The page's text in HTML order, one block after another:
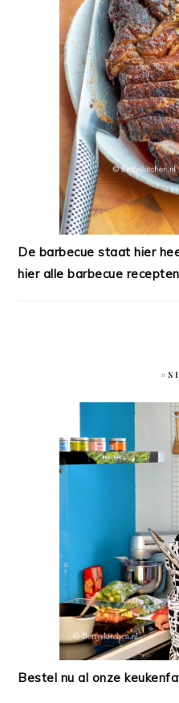
De barbecue staat hier
hier alle barbecue
Bestel nu al onze